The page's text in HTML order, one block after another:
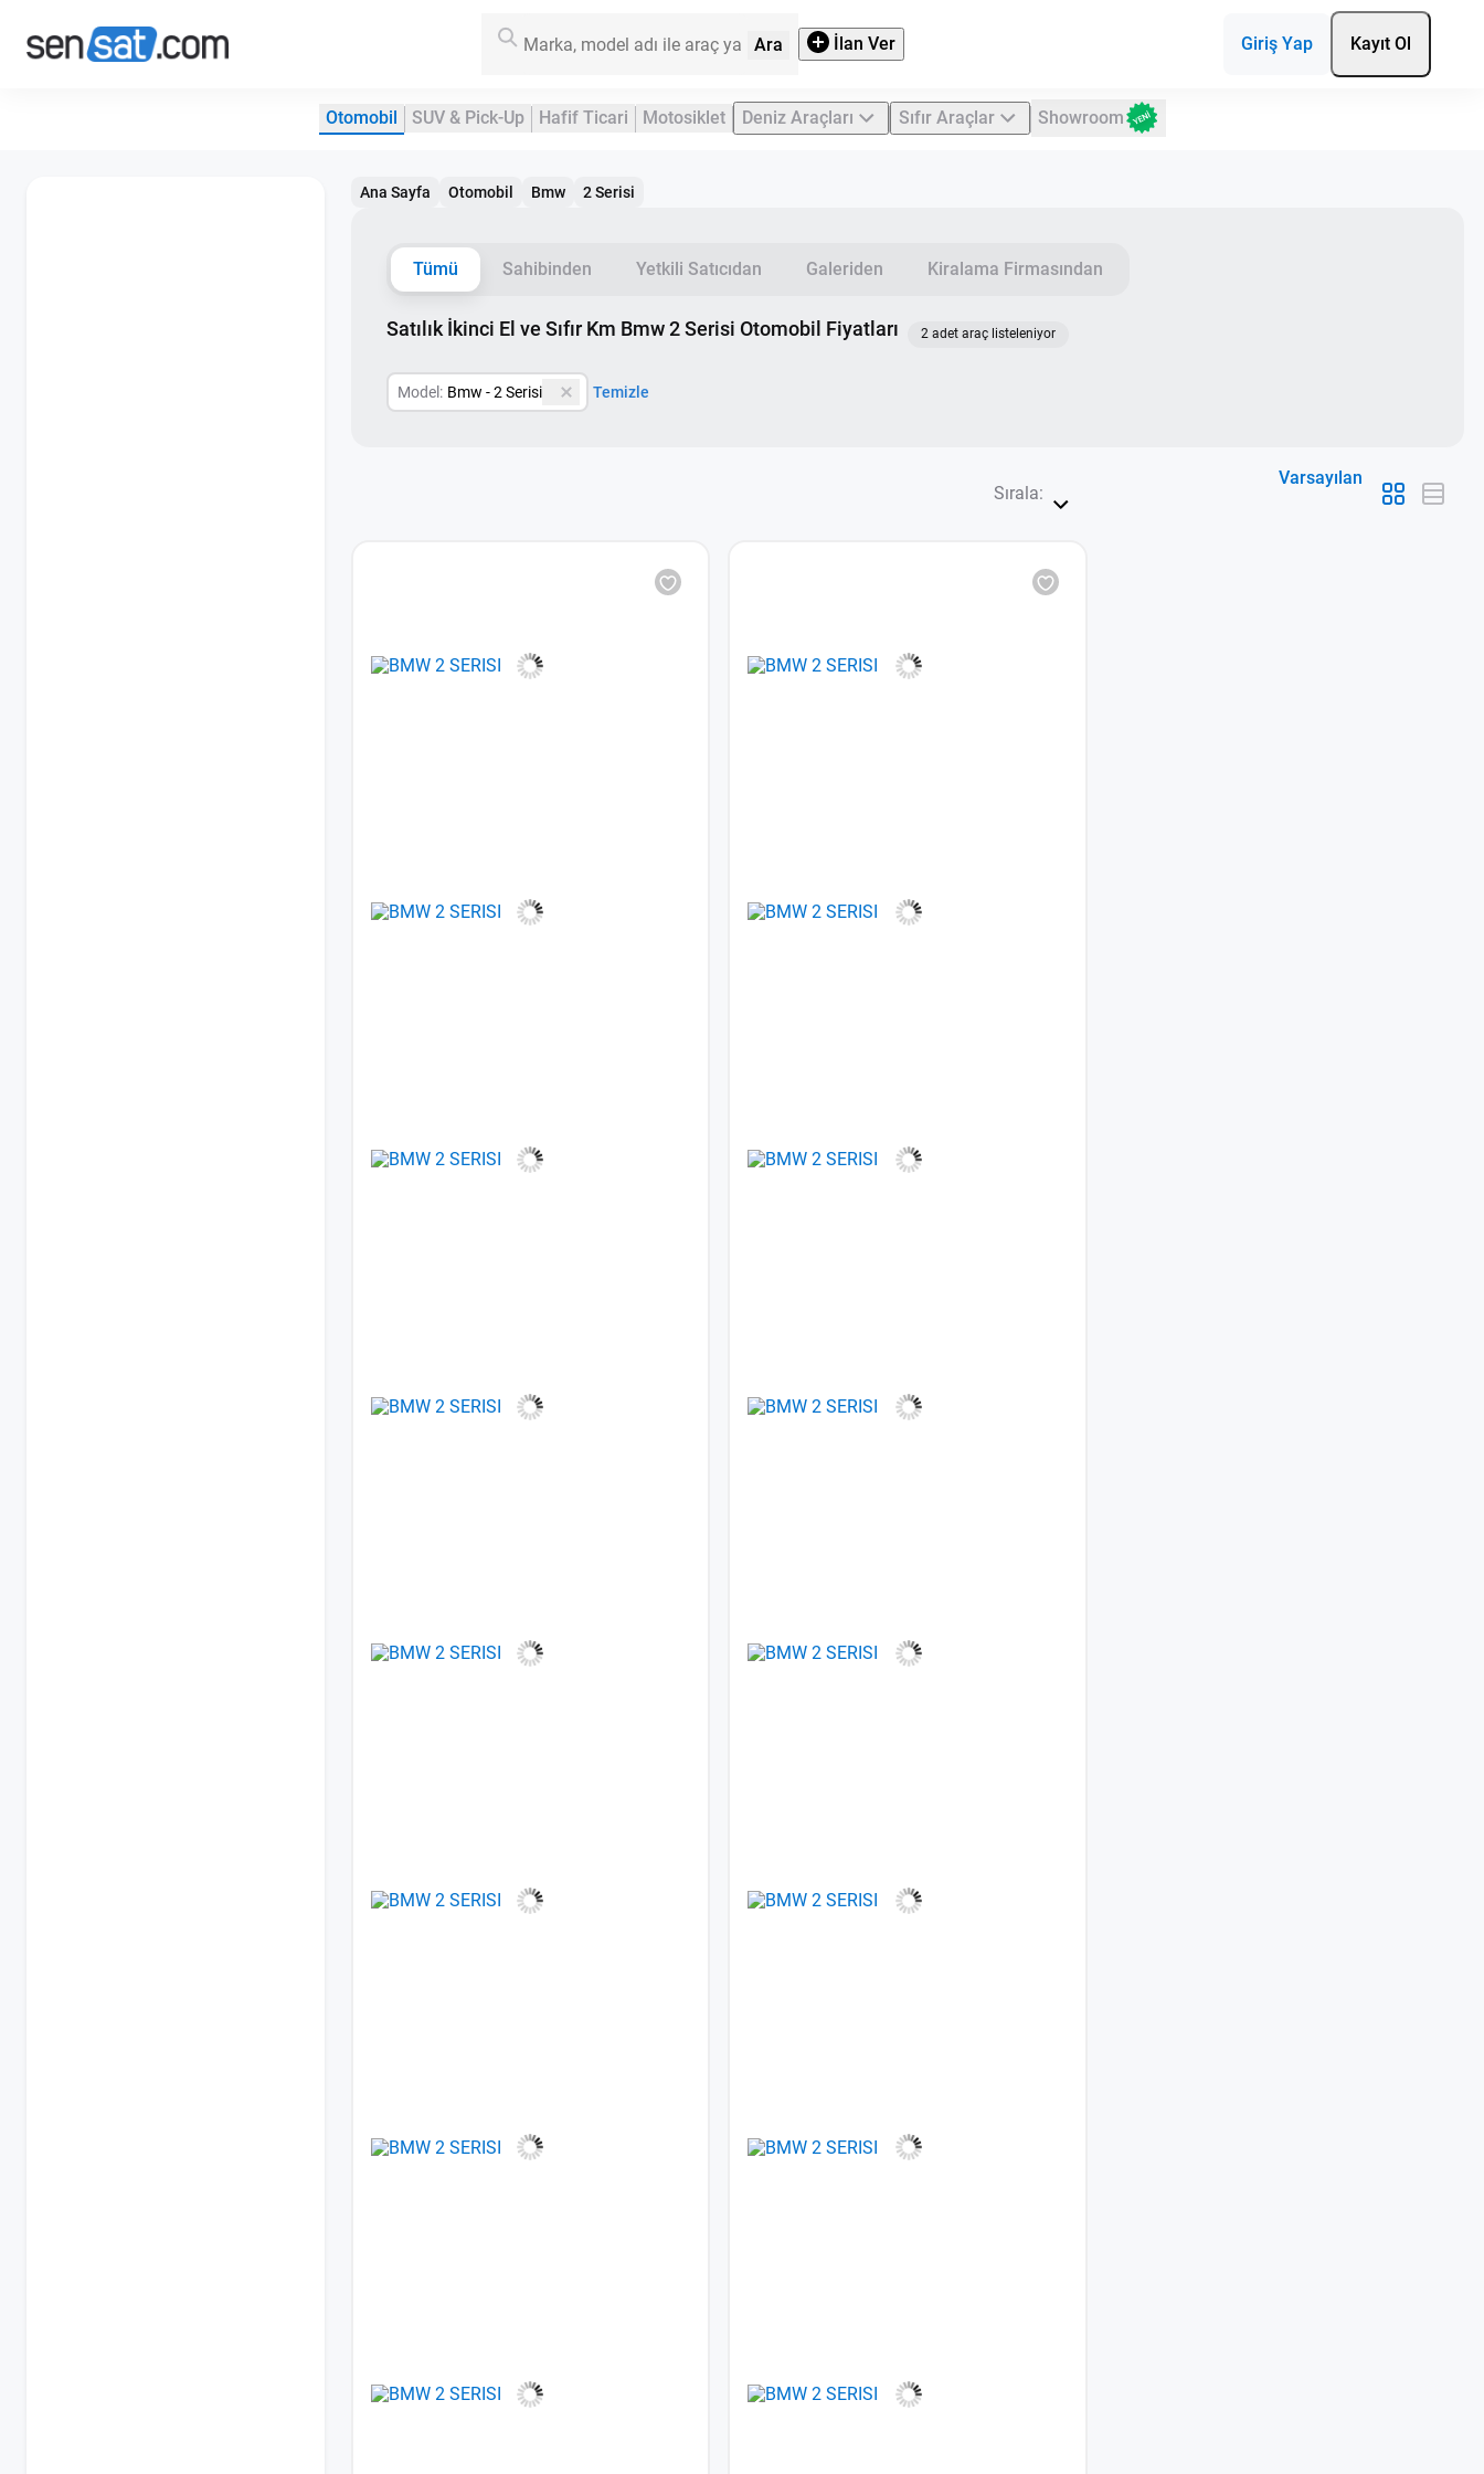
Ara İlan Ver Giriş Yap Kayıt Ol
Otomobil SUV & Pick-Up Hafif Ticari Motosiklet Deniz Araçları Sıfır Araçlar Showroom
Ana Sayfa Otomobil Bmw 2 Serisi
Tümü Sahibinden Yetkili Satıcıdan Galeriden Kiralama Firmasından
Satılık İkinci El ve Sıfır Km Bmw 2 Serisi Otomobil Fiyatları 2 adet araç listeleniyor
Model: Bmw - 2 Serisi Temizle
Sırala:
Varsayılan